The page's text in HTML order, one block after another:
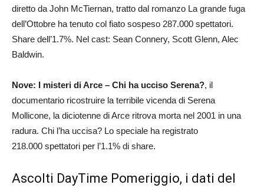
diretto da John McTiernan, tratto dal romanzo La grande fuga
dell’Ottobre ha tenuto col fiato sospeso 287.000 spettatori.
Share dell’1.7%. Nel cast: Sean Connery, Scott Glenn, Alec
Baldwin.
Nove: I misteri di Arce – Chi ha ucciso Serena?, il
documentario ricostruire la terribile vicenda di Serena
Mollicone, la diciotenne di Arce ritrova morta nel 2001 in una
radura. Chi l’ha uccisa? Lo speciale ha registrato
218.000 spettatori per l’1.1% di share.
Ascolti DayTime Pomeriggio, i dati del